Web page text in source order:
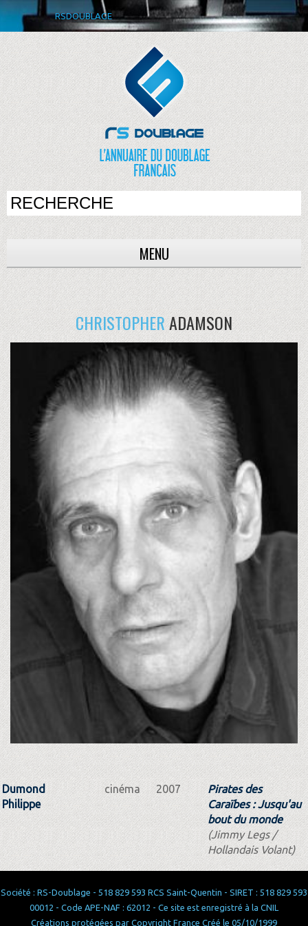
RSDOUBLAGE
MENU
CHRISTOPHERADAMSON
Dumond
Philippe
cinéma 2007
Pirates des
Caraïbes : Jusqu'au
bout du monde
(Jimmy Legs /
Hollandais Volant)
Société : RS-Doublage - 518 829 593 RCS Saint-Quentin - SIRET : 518 829 593
00012 - Code APE-NAF : 62012 - Ce site est enregistré à la CNIL
Créations protégées par Copyright France Créé le 05/10/1999